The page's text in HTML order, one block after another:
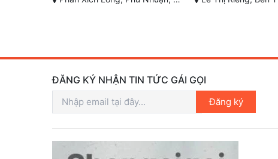
ĐĂNG KÝ NHẬN TIN TỨC GÁI GỌI
Đăng ký